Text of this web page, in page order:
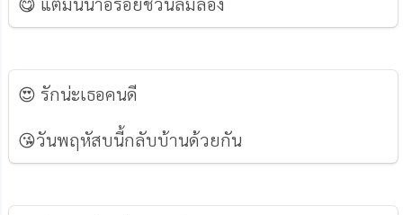
😍 รักน่ะเธอคนดี
😘วันพฤหัสบนี้กลับบ้านด้วยกัน